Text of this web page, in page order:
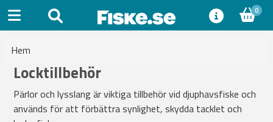
0
Hem
Locktillbehör
Pärlor och lysslang är viktiga tillbehör vid djuphavsfiske och
används för att förbättra synlighet, skydda tacklet och